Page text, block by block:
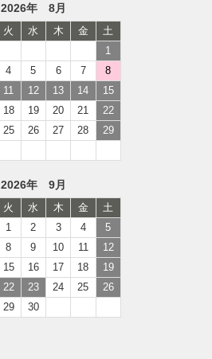
2026年 8月
火 水 木 金
土
1
4 5 6 7
8
11 12 13 14
15
18 19 20 21
22
25 26 27 28
29
2026年 9月
火 水 木 金
土
1
2 3 4
5
8 9 10 11
12
15 16 17 18
19
22 23 24 25
26
29 30